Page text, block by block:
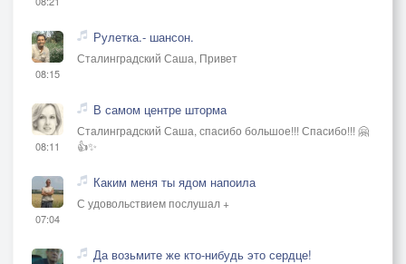
08:15
Рулетка.- шансон.
Сталинградский Саша, Привет
08:11
В самом центре шторма
Сталинградский Саша, спасибо большое!!! Спасибо!!! 🤗
👍✨
07:04
Каким меня ты ядом напоила
С удовольствием послушал +
Да возьмите же кто-нибудь это сердце!